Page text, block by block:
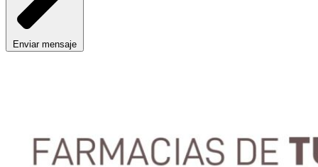
Enviar mensaje